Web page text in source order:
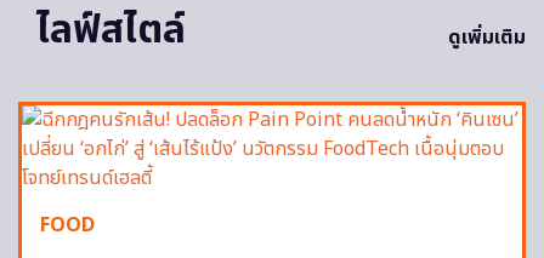
ไลฟ์สไตล์
ดูเพิ่มเติม
FOOD